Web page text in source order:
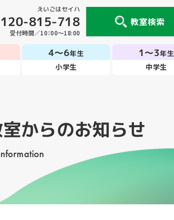
えいごはセイハ
815-718
受付時間／10：00～18:00
教室検索
4～6年生
小学生
1～3年生
中学生
からのお知らせ